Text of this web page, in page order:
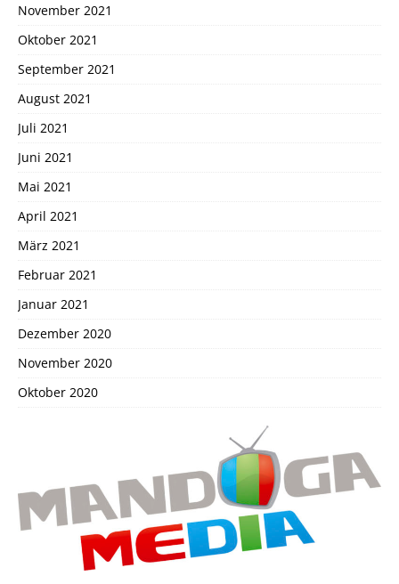
November 2021
Oktober 2021
September 2021
August 2021
Juli 2021
Juni 2021
Mai 2021
April 2021
März 2021
Februar 2021
Januar 2021
Dezember 2020
November 2020
Oktober 2020